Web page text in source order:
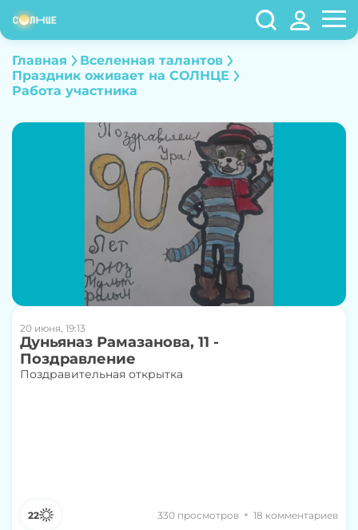
Главная
Вселенная талантов
Праздник оживает на СОЛНЦЕ
Работа участника
20 июня, 19:13
Дуньяназ Рамазанова, 11 -
Поздравление
Поздравительная открытка
22 330 просмотров 18 комментариев